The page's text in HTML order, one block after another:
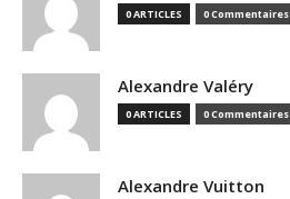
0 ARTICLES 0 Commentaires
Alexandre Valéry
0 ARTICLES 0 Commentaires
Alexandre Vuitton